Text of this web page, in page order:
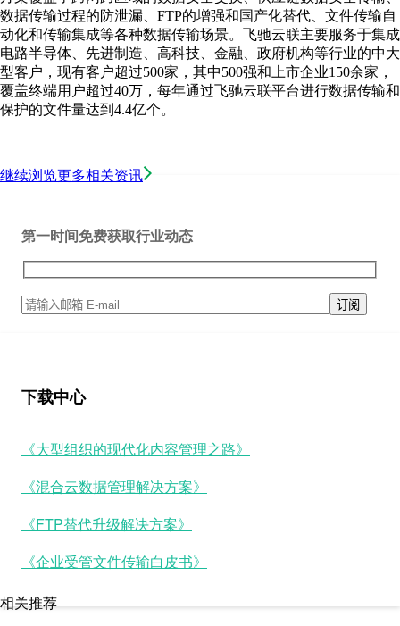
数据传输过程的防泄漏、FTP的增强和国产化替代、文件传输自
动化和传输集成等各种数据传输场景。飞驰云联主要服务于集成
电路半导体、先进制造、高科技、金融、政府机构等行业的中大
型客户，现有客户超过500家，其中500强和上市企业150余家，
覆盖终端用户超过40万，每年通过飞驰云联平台进行数据传输和
保护的文件量达到4.4亿个。
继续浏览更多相关资讯
第一时间免费获取行业动态
下载中心
《大型组织的现代化内容管理之路》
《混合云数据管理解决方案》
《FTP替代升级解决方案》
《企业受管文件传输白皮书》
相关推荐